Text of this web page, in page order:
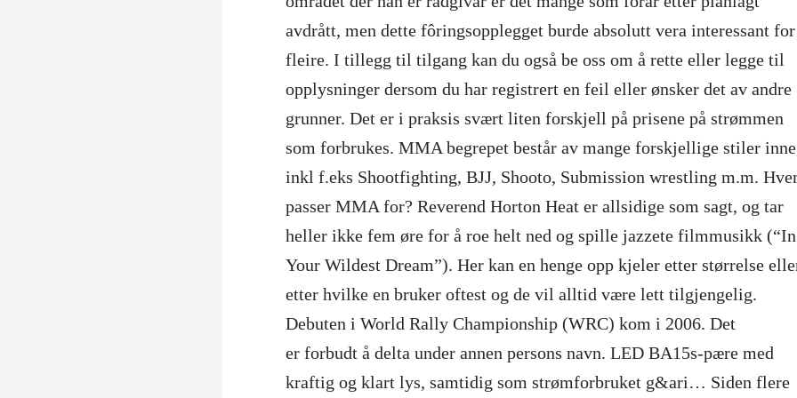
avdrått, men dette fôringsopplegget burde absolutt vera interessant for
fleire. I tillegg til tilgang kan du også be oss om å rette eller legge til
opplysninger dersom du har registrert en feil eller ønsker det av andre
grunner. Det er i praksis svært liten forskjell på prisene på strømmen
som forbrukes. MMA begrepet består av mange forskjellige stiler
inkl f.eks Shootfighting, BJJ, Shooto, Submission wrestling m.m.
passer MMA for? Reverend Horton Heat er allsidige som sagt, og tar
heller ikke fem øre for å roe helt ned og spille jazzete filmmusikk (“In
Your Wildest Dream”). Her kan en henge opp kjeler etter størrelse
etter hvilke en bruker oftest og de vil alltid være lett tilgjengelig.
Debuten i World Rally Championship (WRC) kom i 2006. Det
er forbudt å delta under annen persons navn. LED BA15s-pære med
kraftig og klart lys, samtidig som strømforbruket g&ari… Siden flere